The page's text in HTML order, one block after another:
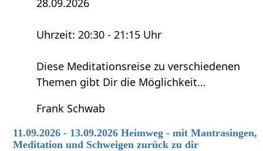
28.09.2026
Uhrzeit: 20:30 - 21:15 Uhr
Diese Meditationsreise zu verschiedenen
Themen gibt Dir die Möglichkeit…
Frank Schwab
11.09.2026 - 13.09.2026 Heimweg - mit Mantrasingen,
Meditation und Schweigen zurück zu dir